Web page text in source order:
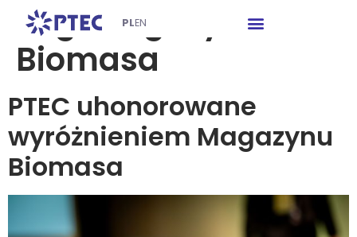
PLEN
Tag:Magazyn
Biomasa
PTEC uhonorowane
wyróżnieniem Magazynu
Biomasa